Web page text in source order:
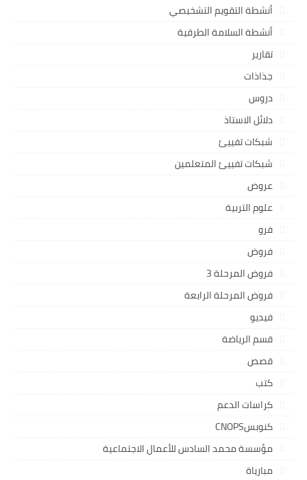
أنشطة التقويم التشخيصي
أنشطة السلامة الطرقية
تقارير
جذاذات
دروس
دلائل الاستاذ
شبكات تفييئ
شبكات تفييئ المتعلمين
عروض
علوم التربية
فرو
فروض
فروض المرحلة 3
فروض المرحلة الرابعة
فيديو
قسم الرياضة
قصص
كتب
كراسات الدعم
كنوبسCNOPS
مؤسسة محمد السادس للأعمال الاجتماعية
مبارياة